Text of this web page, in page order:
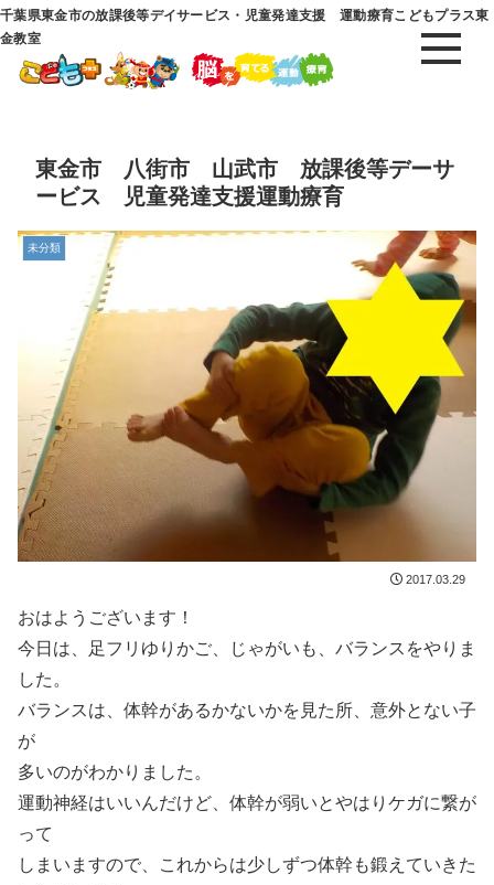
千葉県東金市の放課後等デイサービス・児童発達支援 運動療育こどもプラス東
金教室
東金市 八街市 山武市 放課後等デーサ
ービス 児童発達支援運動療育
未分類
2017.03.29
おはようございます！
今日は、足フリゆりかご、じゃがいも、バランスをやりま
した。
バランスは、体幹があるかないかを見た所、意外とない子
が
多いのがわかりました。
運動神経はいいんだけど、体幹が弱いとやはりケガに繋が
って
しまいますので、これからは少しずつ体幹も鍛えていきた